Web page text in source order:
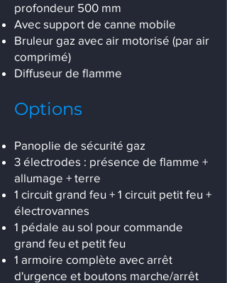
profondeur 500 mm
Avec support de canne mobile
Bruleur gaz avec air motorisé (par air
comprimé)
Diffuseur de flamme
Options
Panoplie de sécurité gaz
3 électrodes : présence de flamme +
allumage + terre
1 circuit grand feu + 1 circuit petit feu +
électrovannes
1 pédale au sol pour commande
grand feu et petit feu
1 armoire complète avec arrêt
d'urgence et boutons marche/arrêt